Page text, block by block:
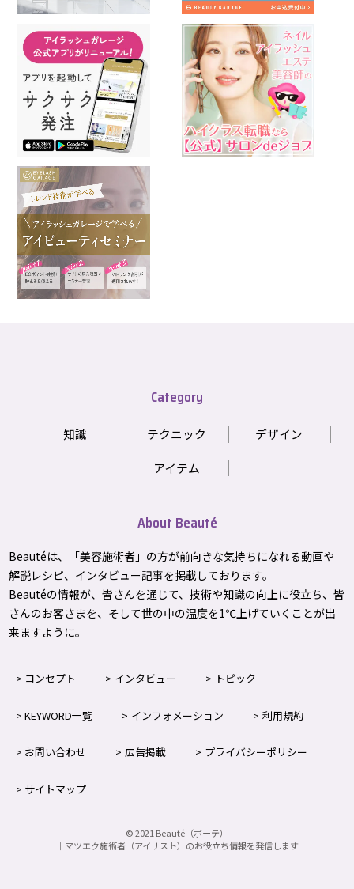
Category
知識 テクニック デザイン
アイテム
About Beauté
Beautéは、「美容施術者」の方が前向きな気持ちになれる動画や
解説レシピ、インタビュー記事を掲載しております。
Beautéの情報が、皆さんを通じて、技術や知識の向上に役立ち、皆
さんのお客さまを、そして世の中の温度を1℃上げていくことが出
来ますように。
コンセプト インタビュー トピック
KEYWORD一覧 インフォメーション 利用規約
お問い合わせ 広告掲載 プライバシーポリシー
サイトマップ
©2021Beauté（ボーテ）
｜マツエク施術者（アイリスト）のお役立ち情報を発信します